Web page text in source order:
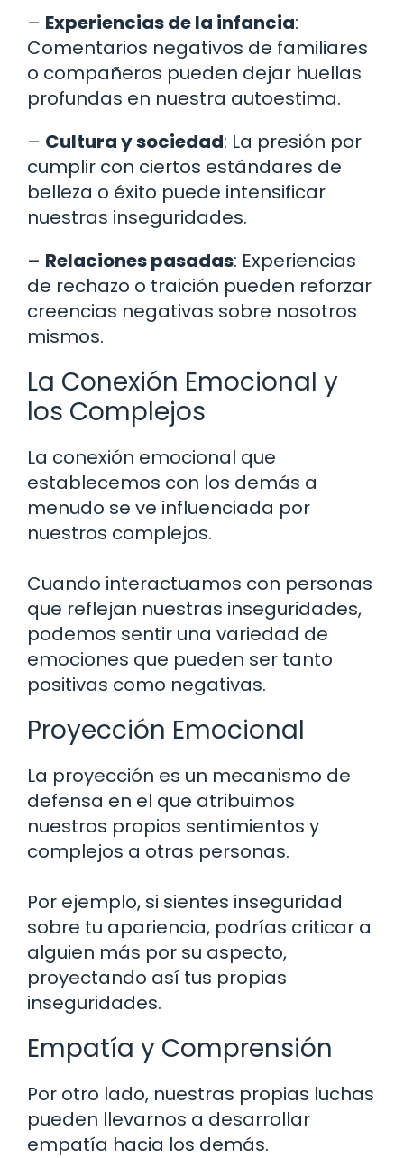
– Experiencias de la infancia:
Comentarios negativos de familiares
o compañeros pueden dejar huellas
profundas en nuestra autoestima.
– Cultura y sociedad: La presión por
cumplir con ciertos estándares de
belleza o éxito puede intensificar
nuestras inseguridades.
– Relaciones pasadas: Experiencias
de rechazo o traición pueden reforzar
creencias negativas sobre nosotros
mismos.
La Conexión Emocional y
los Complejos
La conexión emocional que
establecemos con los demás a
menudo se ve influenciada por
nuestros complejos.
Cuando interactuamos con personas
que reflejan nuestras inseguridades,
podemos sentir una variedad de
emociones que pueden ser tanto
positivas como negativas.
Proyección Emocional
La proyección es un mecanismo de
defensa en el que atribuimos
nuestros propios sentimientos y
complejos a otras personas.
Por ejemplo, si sientes inseguridad
sobre tu apariencia, podrías criticar a
alguien más por su aspecto,
proyectando así tus propias
inseguridades.
Empatía y Comprensión
Por otro lado, nuestras propias luchas
pueden llevarnos a desarrollar
empatía hacia los demás.